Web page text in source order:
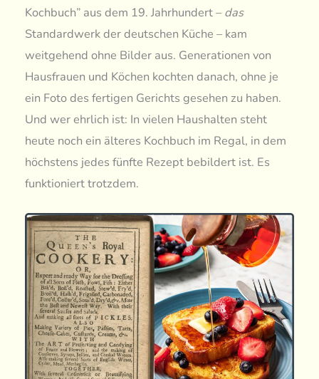
Kochbuch” aus dem 19. Jahrhundert – das
Standardwerk der deutschen Küche – kam
weitgehend ohne Bilder aus. Generationen von
Hausfrauen und Köchen kochten danach, ohne je
ein Foto des fertigen Gerichts gesehen zu haben.
Und wer ehrlich ist: In vielen Haushalten steht
heute noch ein älteres Kochbuch im Regal, in dem
höchstens jedes fünfte Rezept bebildert ist. Es
funktioniert trotzdem.